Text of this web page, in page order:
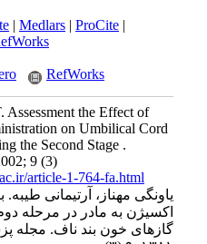
| Medlars | ProCite |
RefWorks
the Effect of
on Umbilical Cord
the Second Stage .
9 (3)
article-1-764-fa.html
یاونگی مهناز، آرتیمانی طیبه.
اکسیژن به مادر در مرحله
گازهای خون بند ناف. مجله